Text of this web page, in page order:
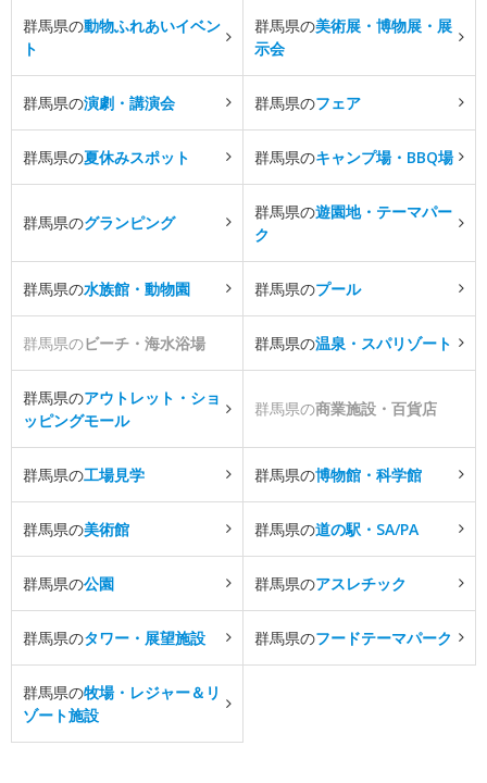
群馬県の動物ふれあいイベン
ト
群馬県の美術展・博物展・展
示会
群馬県の演劇・講演会 群馬県のフェア
群馬県の夏休みスポット 群馬県のキャンプ場・BBQ場
群馬県のグランピング
群馬県の遊園地・テーマパー
ク
群馬県の水族館・動物園 群馬県のプール
群馬県のビーチ・海水浴場 群馬県の温泉・スパリゾート
群馬県のアウトレット・ショ
ッピングモール
群馬県の商業施設・百貨店
群馬県の工場見学 群馬県の博物館・科学館
群馬県の美術館 群馬県の道の駅・SA/PA
群馬県の公園 群馬県のアスレチック
群馬県のタワー・展望施設 群馬県のフードテーマパーク
群馬県の牧場・レジャー＆リ
ゾート施設